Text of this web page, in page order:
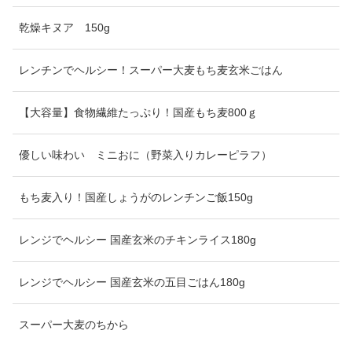
乾燥キヌア 150g
レンチンでヘルシー！スーパー大麦もち麦玄米ごはん
【大容量】食物繊維たっぷり！国産もち麦800ｇ
優しい味わい ミニおに（野菜入りカレーピラフ）
もち麦入り！国産しょうがのレンチンご飯150g
レンジでヘルシー 国産玄米のチキンライス180g
レンジでヘルシー 国産玄米の五目ごはん180g
スーパー大麦のちから